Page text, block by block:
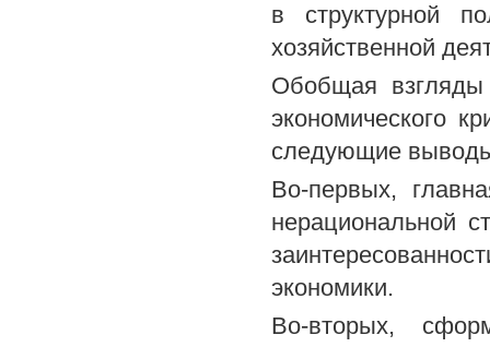
в структурной
хозяйственной
Обобщая взгляды
экономического
следующие
Во-первых,
нерациональной
экономики.
Во-вторых,